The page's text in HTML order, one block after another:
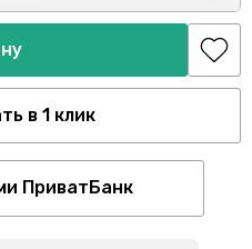
в 1 клик
ПриватБанк